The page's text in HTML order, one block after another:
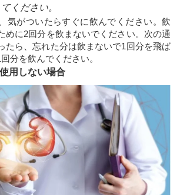
ください。
気がついたらすぐに飲んでください。飲
めに2回分を飲まないでください。次の通
たら、忘れた分は飲まないで1回分を飛ば
分を飲んでください。
用しない場合